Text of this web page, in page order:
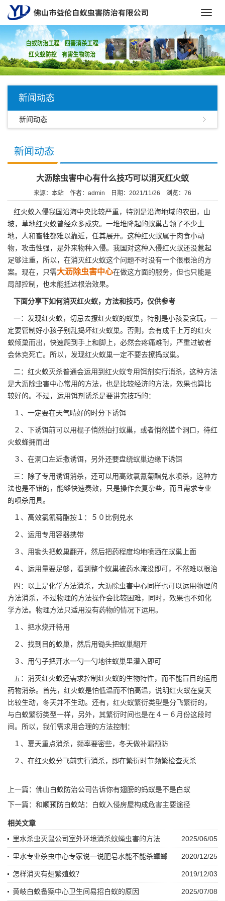
新闻动态
新闻动态
新闻动态
大沥除虫害中心有什么技巧可以消灭红火蚁
来源：本站 作者：admin 日期：2021/11/26 浏览： 76
红火蚁入侵我国沿海中央比较严重，特别是沿海地域的农田，山
坡，草地红火蚁曾经众多成灾。一堆堆隆起的蚁巢占领了不少土
地，人和畜牲都难以靠近，任其展开。这种红火蚁属于肉食小动
物，攻击性强，是外来物种入侵。我国对这种入侵红火蚁还没惹起
足够注重，所以，在消灭红火蚁这个问题不时没有一个很根治的方
案。现在，只需大沥除虫害中心在做这方面的服务，但也只能是
局部控制，也未能抵达根治效果。
下面分享下如何消灭红火蚁，方法和技巧，仅供参考
一：发现红火蚁，切忌去撩红火蚁的蚁巢，特别是小孩爱贪玩，一
定要管制好小孩子别乱捣坏红火蚁巢。否则，会有成千上万的红火
蚁倾巢而出，快速爬到手上和脚上，必然会疼痛难耐， 严重过敏者
会休克死亡。所以，发现红火蚁巢一定不要去撩捣蚁巢。
二：红火蚁灭杀普通会运用到红火蚁专用饵剂实行消杀，这种方法
是大沥除虫害中心常用的方法，也是比较经济的方法，效果也算比
较好的。不过，运用饵剂诱杀是要讲究技巧的：
１、一定要在天气晴好的时分下诱饵
２、下诱饵前可以用棍子悄然拍打蚁巢，或者悄然搓个洞口，待红
火蚁蜂拥而出
３、在洞口左近撒诱饵，另外还要盘绕蚁巢边缘下诱饵
三：除了专用诱饵消杀，还可以用高效氯氰菊酯兑水喷杀，这种方
法也是不错的，能够快速奏效，只是操作会复杂些，而且需求专业
的喷杀用具。
１、高效氯氰菊酯按１：５０比例兑水
２、运用专用容器携带
３、用锄头把蚁巢翻开，然后把药程度均地喷洒在蚁巢上面
４、运用量要足够，看到整个蚁巢被药水淹没即可，不然难以根治
四：以上是化学方法消杀，大沥除虫害中心同样也可以运用物理的
方法消杀，不过物理的方法操作会比较困难，同时，效果也不如化
学方法。物理方法只适用没有药物的情况下运用。
１、把水烧开待用
２、找到目的蚁巢，然后用锄头把蚁巢翻开
３、用勺子把开水一勺一勺地往蚁巢里灌入即可
五：消灭红火蚁还需求控制红火蚁的生物特性，而不能盲目的运用
药物消杀。首先，红火蚁是怕低温而不怕高温，说明红火蚁在夏天
比较生动，冬天并不生动。还有，红火蚁繁衍类型是分飞繁衍的，
与白蚁繁衍类型一样，另外，其繁衍时间也是在４－６月份这段时
间。所以，我们需求用合理的方法控制：
１、夏天重点消杀，频率要密些，冬天做补漏预防
２、在红火蚁分飞前实行消杀，即在繁衍时节频繁检查灭杀
上一篇： 佛山白蚁防治公司告诉你有翅膀的蚂蚁是不是白蚁
下一篇： 和顺预防白蚁站：白蚁入侵房屋构成危害主要途径
相关文章
2025/06/05
里水杀虫灭鼠公司室外环境消杀蚊蝇虫害的方法
2020/12/25
里水专业杀虫中心专家说一说肥皂水能不能杀蟑螂
2019/12/03
怎样消灭有翅繁殖蚁？
2025/07/08
黄岐白蚁备案中心卫生间易招白蚁的原因